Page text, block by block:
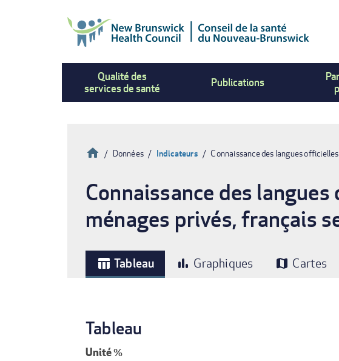
Qualité des
services de santé
Publications
Fil
d'Ariane
Accueil
Données Indicateurs Connaissance des langues
Connaissance des
ménages privés, français
table_chart Tableau bar_chart Graphiques map Cartes
Tableau
Unité%